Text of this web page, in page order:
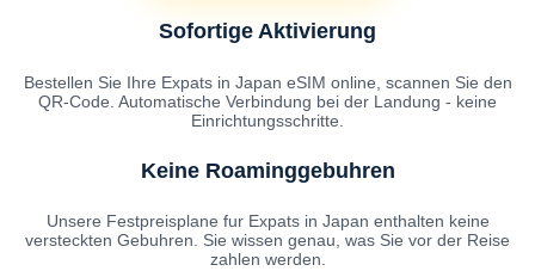
Sofortige Aktivierung
Bestellen Sie Ihre Expats in Japan eSIM online, scannen Sie den
QR-Code. Automatische Verbindung bei der Landung - keine
Einrichtungsschritte.
Keine Roaminggebuhren
Unsere Festpreisplane fur Expats in Japan enthalten keine
versteckten Gebuhren. Sie wissen genau, was Sie vor der Reise
zahlen werden.